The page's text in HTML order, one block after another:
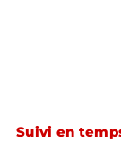
Suivi en